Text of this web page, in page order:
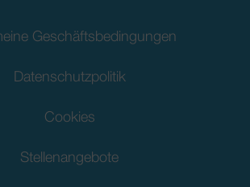
Geschäftsbedingungen
Datenschutzpolitik
Cookies
Stellenangebote